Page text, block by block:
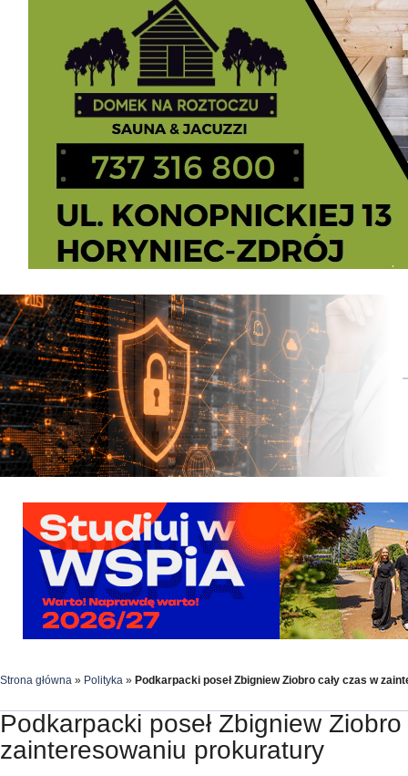
Strona główna » Polityka » Podkarpacki poseł Zbigniew Ziobro cały czas w
Podkarpacki poseł Zbigniew Ziobro
zainteresowaniu prokuratury